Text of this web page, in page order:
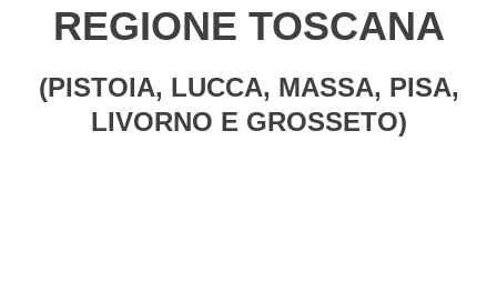
REGIONE TOSCANA
(PISTOIA, LUCCA, MASSA, PISA,
LIVORNO E GROSSETO)